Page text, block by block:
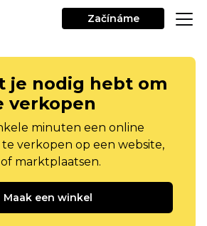
Začínáme
je nodig hebt om
verkopen
minuten een online
verkopen op een website,
marktplaatsen.
Maak een winkel